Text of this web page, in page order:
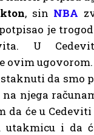
, sin NBA
je
U
ovim ugovorom.
da smo
njega
da će u
utakmicu i da